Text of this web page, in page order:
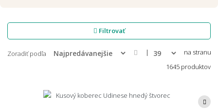
Filtrovať
Zoradiť podľa |
na stranu
1645 produktov